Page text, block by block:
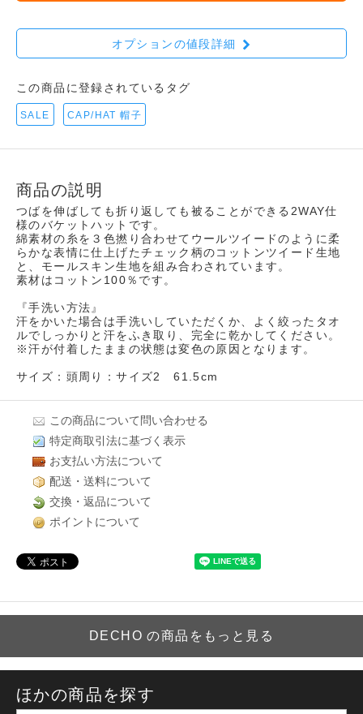
オプションの値段詳細
この商品に登録されているタグ
SALE CAP/HAT 帽子
商品の説明
つばを伸ばしても折り返しても被ることができる2WAY仕
様のバケットハットです。
綿素材の糸を３色撚り合わせてウールツイードのように柔
らかな表情に仕上げたチェック柄のコットンツイード生地
と、モールスキン生地を組み合わされています。
素材はコットン100％です。
『手洗い方法』
汗をかいた場合は手洗いしていただくか、よく絞ったタオ
ルでしっかりと汗をふき取り、完全に乾かしてください。
※汗が付着したままの状態は変色の原因となります。
サイズ：頭周り：サイズ2 61.5cm
この商品について問い合わせる
特定商取引法に基づく表示
お支払い方法について
配送・送料について
交換・返品について
ポイントについて
DECHO の商品をもっと見る
ほかの商品を探す